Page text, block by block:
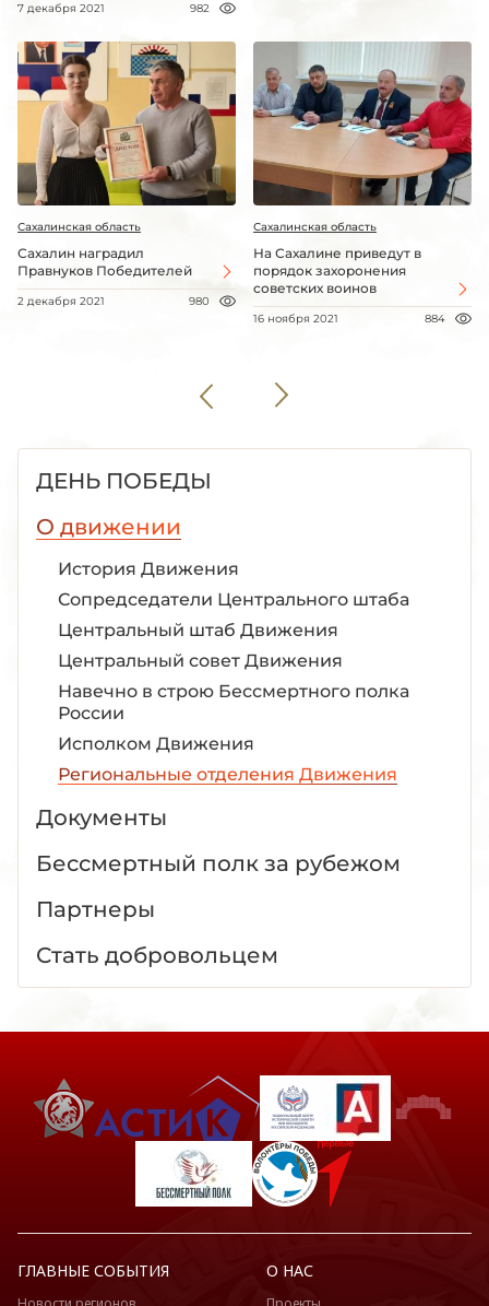
7 декабря 2021 982
Сахалинская область
Сахалин наградил
Правнуков Победителей
2 декабря 2021 980
Сахалинская область
На Сахалине приведут в
порядок захоронения
советских воинов
16 ноября 2021 884
ДЕНЬ ПОБЕДЫ
О движении
История Движения
Сопредседатели Центрального штаба
Центральный штаб Движения
Центральный совет Движения
Навечно в строю Бессмертного полка
России
Исполком Движения
Региональные отделения Движения
Документы
Бессмертный полк за рубежом
Партнеры
Стать добровольцем
ГЛАВНЫЕ СОБЫТИЯ О НАС